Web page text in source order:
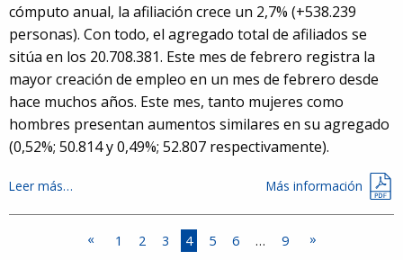
cómputo anual, la afiliación crece un 2,7% (+538.239
personas). Con todo, el agregado total de afiliados se
sitúa en los 20.708.381. Este mes de febrero registra la
mayor creación de empleo en un mes de febrero desde
hace muchos años. Este mes, tanto mujeres como
hombres presentan aumentos similares en su agregado
(0,52%; 50.814 y 0,49%; 52.807 respectivamente).
Leer más… Más información
1 2 3 4 5 6 … 9